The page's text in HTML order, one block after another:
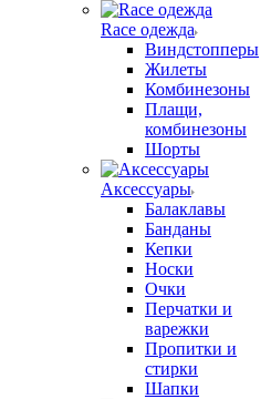
Race одежда
Виндстопперы
Жилеты
Комбинезоны
Плащи,
комбинезоны
Шорты
Аксессуары
Балаклавы
Банданы
Кепки
Носки
Очки
Перчатки и
варежки
Пропитки и
стирки
Шапки